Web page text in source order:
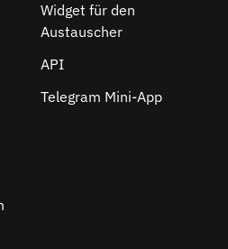
Widget für den
Austauscher
API
Telegram Mini-App